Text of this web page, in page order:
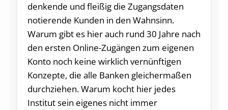
denkende und fleißig die Zugangsdaten
notierende Kunden in den Wahnsinn.
Warum gibt es hier auch rund 30 Jahre nach
den ersten Online-Zugängen zum eigenen
Konto noch keine wirklich vernünftigen
Konzepte, die alle Banken gleichermaßen
durchziehen. Warum kocht hier jedes
Institut sein eigenes nicht immer